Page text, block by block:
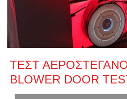
ΤΕΣΤ
BLOWER DOOR